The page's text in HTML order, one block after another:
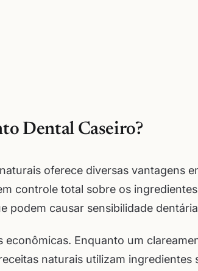
Dental Caseiro?
oferece diversas vantagens
controle total sobre os
podem causar sensibilidade
econômicas. Enquanto um
naturais utilizam ingredientes